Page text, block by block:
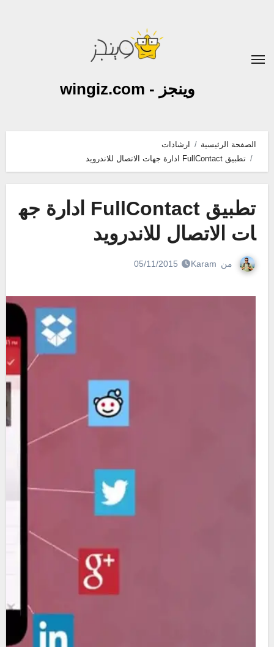
وينجز - wingiz.com
الصفحة الرئيسية
ارشادات
تطبيق FullContact ادارة جهات الاتصال للاندرويد
تطبيق FullContact ادارة جه
ات الاتصال للاندرويد
من Karam
05/11/2015